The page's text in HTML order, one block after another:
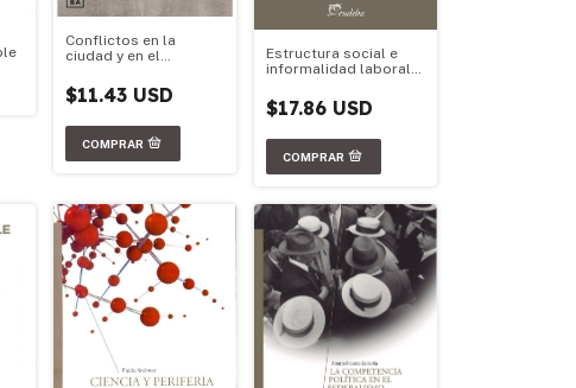
Conflictos en la
ciudad y en el
$11.43 USD
Estructura social e
informalidad laboral
$17.86 USD